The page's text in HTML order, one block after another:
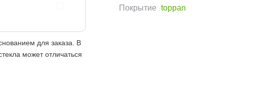
для заказа. В
может отличаться
Покрытие toppan